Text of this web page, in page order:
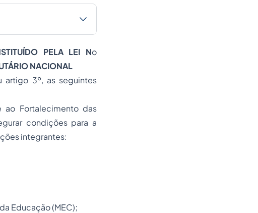
PELA LEI No
NACIONAL
artigo 3º, as seguintes
ao Fortalecimento das
condições para a
integrantes:
Educação (MEC);